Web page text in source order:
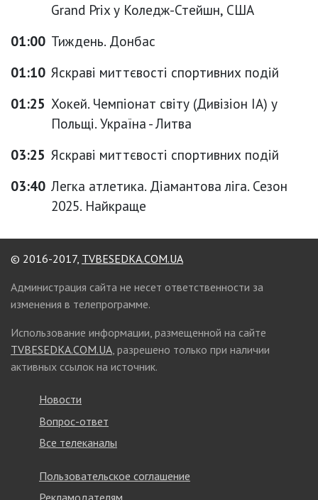
Grand Prix у Коледж-Стейшн, США
01:00 Тиждень. Донбас
01:10 Яскраві миттєвості спортивних подій
01:25 Хокей. Чемпіонат світу (Дивізіон IA) у
Польщі. Україна - Литва
03:25 Яскраві миттєвості спортивних подій
03:40 Легка атлетика. Діамантова ліга. Сезон
2025. Найкраще
© 2016-2017, TVBESEDKA.COM.UA
Администрация сайта не несет ответственности за
изменения в телепрограмме.
Использование информации, размещенной на сайте
TVBESEDKA.COM.UA, разрешено только при наличии
активных ссылок на источник.
Новости
Вопрос-ответ
Все телеканалы
Пользовательское соглашение
Рекламодателям